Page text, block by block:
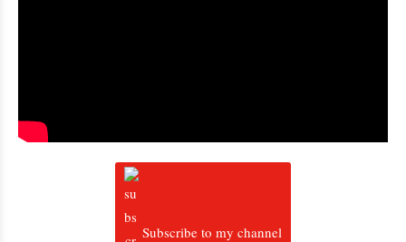
Subscribe to my channel